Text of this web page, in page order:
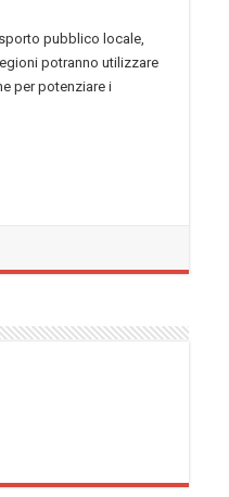
pubblico locale,
potranno utilizzare
per potenziare i